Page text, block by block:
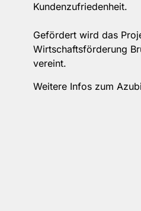
Kundenzufriedenheit.
Gefördert wird das
Wirtschaftsförderung
vereint.
Weitere Infos zum